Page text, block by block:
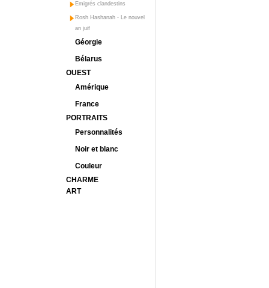
Emigrés clandestins
Rosh Hashanah - Le nouvel
an juif
Géorgie
Bélarus
OUEST
Amérique
France
PORTRAITS
Personnalités
Noir et blanc
Couleur
CHARME
ART